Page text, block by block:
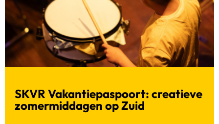
SKVR Vakantiepaspoort: creatieve
zomermiddagen op Zuid